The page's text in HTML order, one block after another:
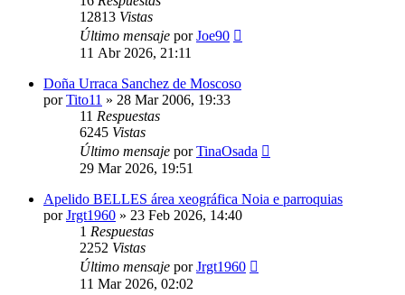
12813 Vistas
Último mensaje porJoe90
11 Abr 2026, 21:11
Doña Urraca Sanchez de Moscoso
porTito11 » 28 Mar 2006, 19:33
11 Respuestas
6245 Vistas
Último mensaje porTinaOsada
29 Mar 2026, 19:51
Apelido BELLES área xeográfica Noia e parroquias
porJrgt1960 » 23 Feb 2026, 14:40
1 Respuestas
2252 Vistas
Último mensaje porJrgt1960
11 Mar 2026, 02:02